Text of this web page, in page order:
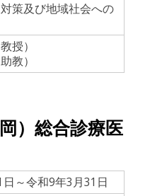
策及び地域社会への
授）
教）
）総合診療医
～令和9年3月31日